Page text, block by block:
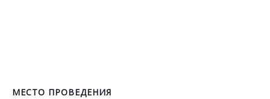
МЕСТО ПРОВЕДЕНИЯ